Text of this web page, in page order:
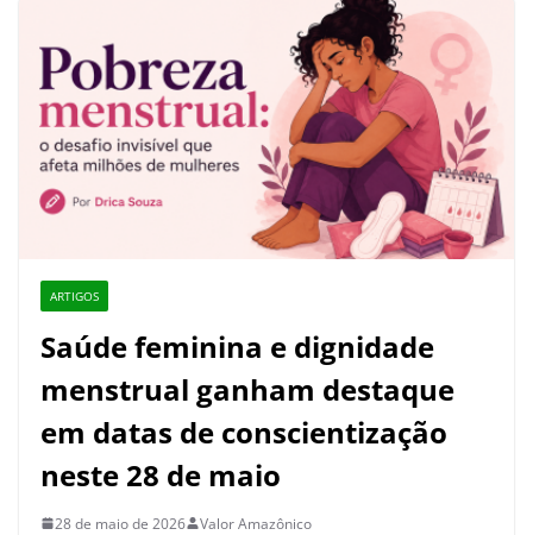
ARTIGOS
Saúde feminina e dignidade
menstrual ganham destaque
em datas de conscientização
neste 28 de maio
28 de maio de 2026 Valor Amazônico